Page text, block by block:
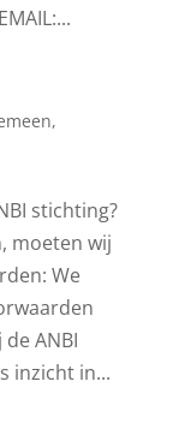
,
stichting?
moeten wij
We
ANBI
inzicht in...